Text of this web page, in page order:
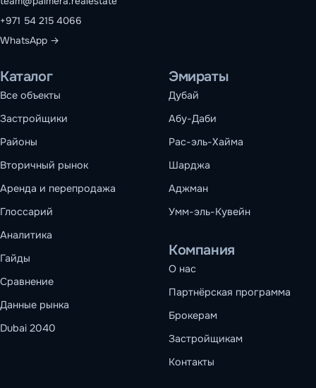
+971 54 215 4066
WhatsApp →
Каталог
Все объекты
Застройщики
Районы
Вторичный рынок
Аренда и перепродажа
Глоссарий
Аналитика
Гайды
Сравнение
Данные рынка
Dubai 2040
Эмираты
Дубай
Абу-Даби
Рас-эль-Хайма
Шарджа
Аджман
Умм-эль-Кувейн
Компания
О нас
Партнёрская программа
Брокерам
Застройщикам
Контакты